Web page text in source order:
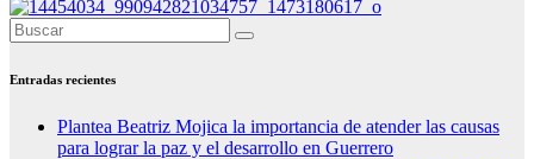
Entradas recientes
Plantea Beatriz Mojica la importancia de atender las causas
para lograr la paz y el desarrollo en Guerrero